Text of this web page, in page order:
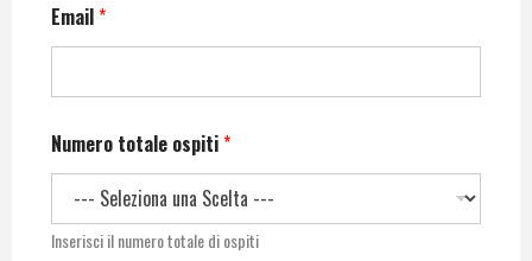
Email*
Numero totale ospiti*
Inserisci il numero totale di ospiti